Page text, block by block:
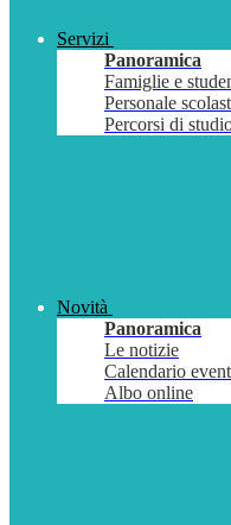
Servizi
Panoramica
Famiglie e
Personale
Percorsi di
Novità
Panoramica
Le notizie
Calendario
Albo online